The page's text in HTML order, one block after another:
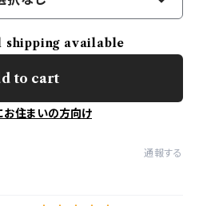
available
to cart
お住まいの方向け
通報する